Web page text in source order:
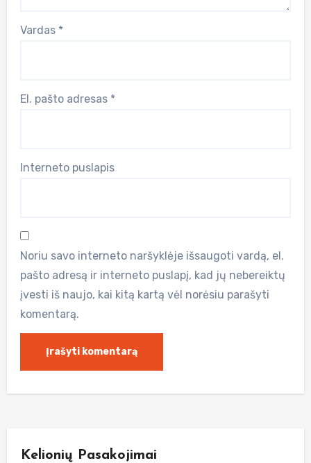
Vardas *
El. pašto adresas *
Interneto puslapis
Noriu savo interneto naršyklėje išsaugoti vardą, el.
pašto adresą ir interneto puslapį, kad jų nebereiktų
įvesti iš naujo, kai kitą kartą vėl norėsiu parašyti
komentarą.
Kelionių Pasakojimai